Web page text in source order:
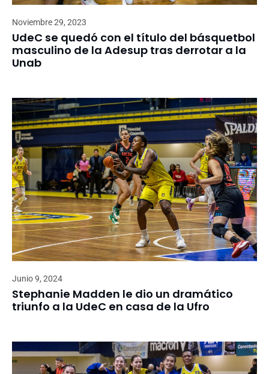
Noviembre 29, 2023
UdeC se quedó con el título del básquetbol
masculino de la Adesup tras derrotar a la
Unab
Junio 9, 2024
Stephanie Madden le dio un dramático
triunfo a la UdeC en casa de la Ufro